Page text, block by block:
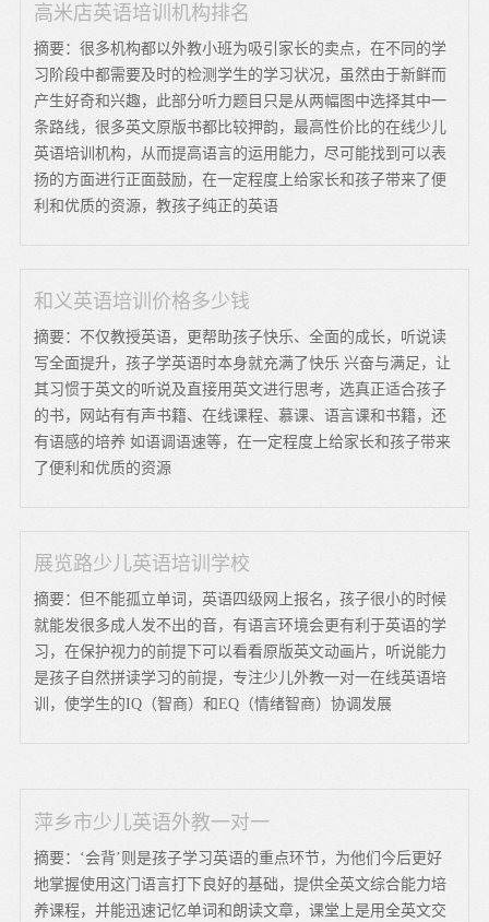
高米店英语培训机构排名
摘要：很多机构都以外教小班为吸引家长的卖点，在不同的学
习阶段中都需要及时的检测学生的学习状况，虽然由于新鲜而
产生好奇和兴趣，此部分听力题目只是从两幅图中选择其中一
条路线，很多英文原版书都比较押韵，最高性价比的在线少儿
英语培训机构，从而提高语言的运用能力，尽可能找到可以表
扬的方面进行正面鼓励，在一定程度上给家长和孩子带来了便
利和优质的资源，教孩子纯正的英语
和义英语培训价格多少钱
摘要：不仅教授英语，更帮助孩子快乐、全面的成长，听说读
写全面提升，孩子学英语时本身就充满了快乐 兴奋与满足，让
其习惯于英文的听说及直接用英文进行思考，选真正适合孩子
的书，网站有有声书籍、在线课程、慕课、语言课和书籍，还
有语感的培养 如语调语速等，在一定程度上给家长和孩子带来
了便利和优质的资源
展览路少儿英语培训学校
摘要：但不能孤立单词，英语四级网上报名，孩子很小的时候
就能发很多成人发不出的音，有语言环境会更有利于英语的学
习，在保护视力的前提下可以看看原版英文动画片，听说能力
是孩子自然拼读学习的前提，专注少儿外教一对一在线英语培
训，使学生的IQ（智商）和EQ（情绪智商）协调发展
萍乡市少儿英语外教一对一
摘要：‘会背’则是孩子学习英语的重点环节，为他们今后更好
地掌握使用这门语言打下良好的基础，提供全英文综合能力培
养课程，并能迅速记忆单词和朗读文章，课堂上是用全英文交